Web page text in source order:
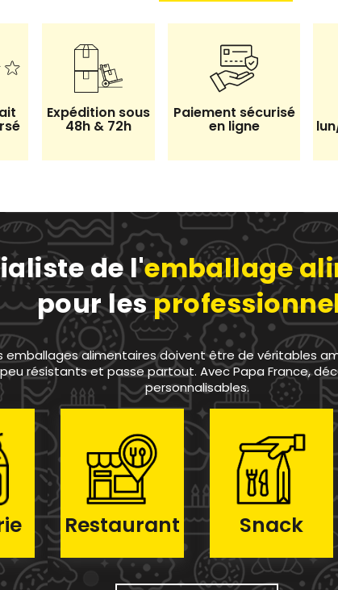
Expédition sous
48h & 72h
Paiement sécurisé
en ligne
de l'emballage
pour les
alimentaires doivent être de véritables
résistants et passe partout. Avec Papa France,
personnalisables.
Restaurant Snack